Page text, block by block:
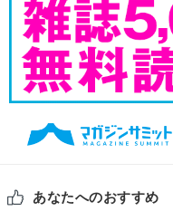
あなたへのおすすめ